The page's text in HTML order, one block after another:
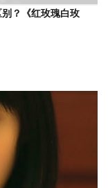
？《红玫瑰白玫